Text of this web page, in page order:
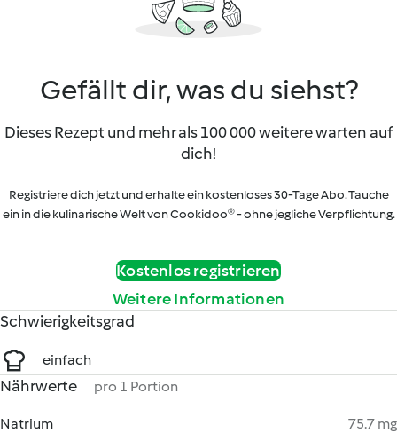
Gefällt dir, was du siehst?
Dieses Rezept und mehr als 100 000 weitere warten auf
dich!
Registriere dich jetzt und erhalte ein kostenloses 30-Tage Abo. Tauche
ein in die kulinarische Welt von Cookidoo® - ohne jegliche Verpflichtung.
Kostenlos registrieren
Weitere Informationen
Schwierigkeitsgrad
einfach
Nährwerte pro 1 Portion
Natrium
75.7 mg